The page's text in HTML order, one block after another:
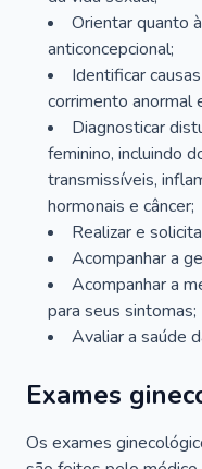
Orientar quanto
anticoncepcional;
Identificar
corrimento anormal
Diagnosticar
feminino, incluindo
transmissíveis,
hormonais e câncer;
Realizar e
Acompanhar a
Acompanhar a
para seus sintomas;
Avaliar a saúde
Exames
Os exames